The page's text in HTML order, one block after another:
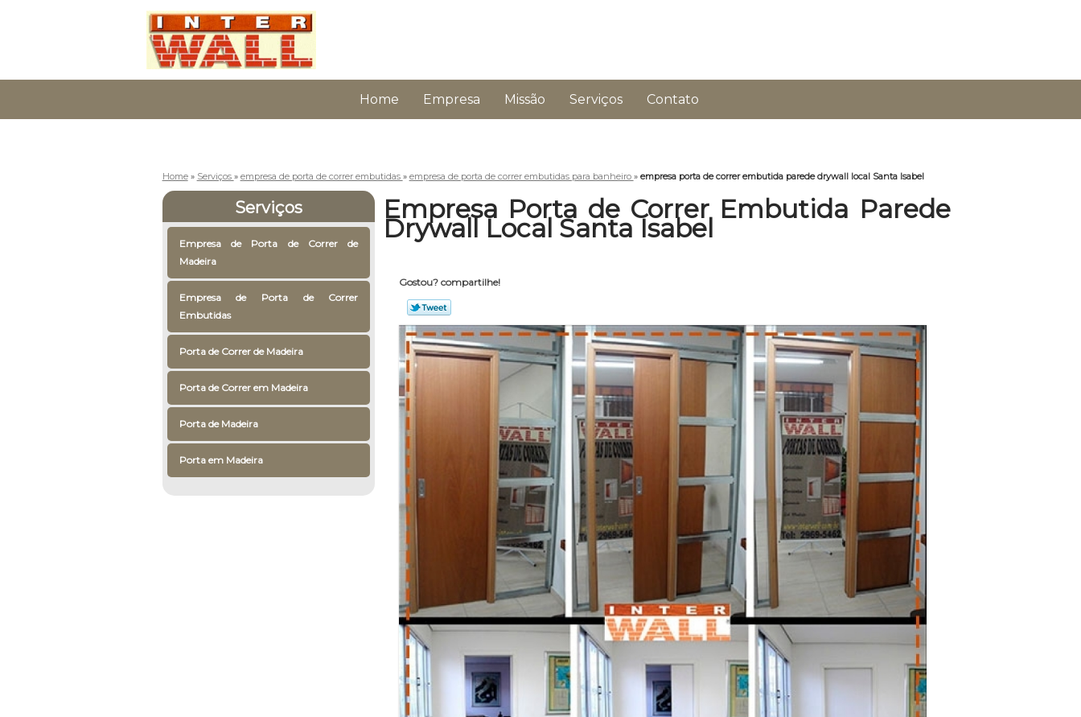
Home Empresa Missão Serviços Contato
Home » Serviços » empresa de porta de correr embutidas » empresa de porta de correr embutidas para banheiro » empresa porta de correr embutida parede drywall local Santa Isabel
Serviços
Empresa de Porta de Correr de
Madeira
Empresa de Porta de Correr
Embutidas
Porta de Correr de Madeira
Porta de Correr em Madeira
Porta de Madeira
Porta em Madeira
Empresa Porta de Correr Embutida Parede
Drywall Local Santa Isabel
Gostou? compartilhe!